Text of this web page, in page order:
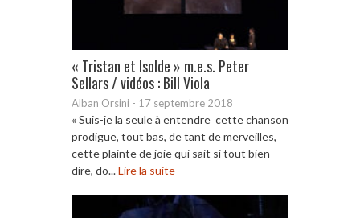
« Tristan et Isolde » m.e.s. Peter
Sellars / vidéos : Bill Viola
Alban Orsini - 17 septembre 2018
« Suis-je la seule à entendre cette chanson
prodigue, tout bas, de tant de merveilles,
cette plainte de joie qui sait si tout bien
dire, do...Lire la suite